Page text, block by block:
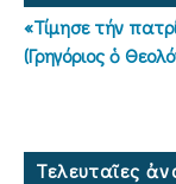
«Τίμησε τήν
(Γρηγόριος ὁ
Τελευταῖες